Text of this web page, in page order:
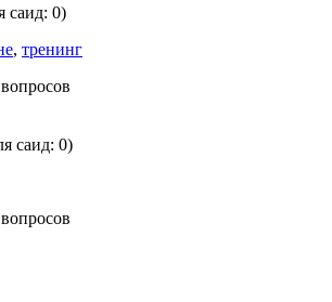
саид: 0)
, тренинг
саид: 0)